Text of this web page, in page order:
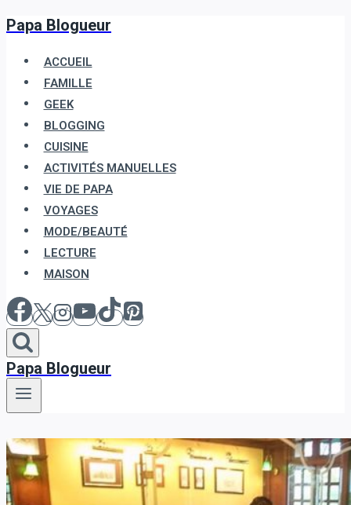
Aller
contenu
Papa Blogueur
ACCUEIL
FAMILLE
GEEK
BLOGGING
CUISINE
ACTIVITÉS MANUELLES
VIE DE PAPA
VOYAGES
MODE/BEAUTÉ
LECTURE
MAISON
Papa Blogueur